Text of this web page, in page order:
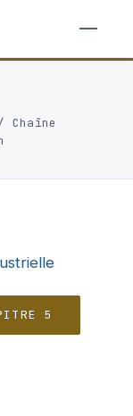
Chaîne
5